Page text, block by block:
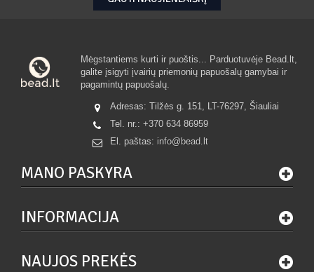
Mėgstantiems kurti ir puoštis... Parduotuvėje Bead.lt,
galite įsigyti įvairių priemonių papuošalų gamybai ir
pagamintų papuošalų.
Adresas: Tilžės g. 151, LT-76297, Šiauliai
Tel. nr.: +370 634 86959
El. paštas: info@bead.lt
MANO PASKYRA
INFORMACIJA
NAUJOS PREKĖS